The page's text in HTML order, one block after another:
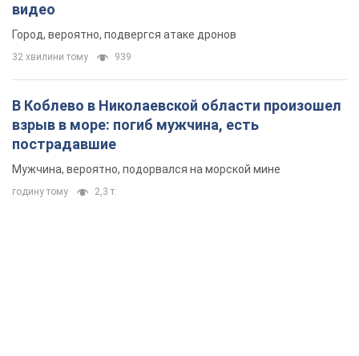
видео
Город, вероятно, подвергся атаке дронов
32 хвилини тому 939
В Коблево в Николаевской области произошел
взрыв в море: погиб мужчина, есть
пострадавшие
Мужчина, вероятно, подорвался на морской мине
годину тому 2,3 т.